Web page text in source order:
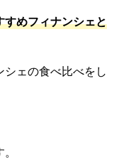
すめフィナンシェと
ェの食べ比べをし